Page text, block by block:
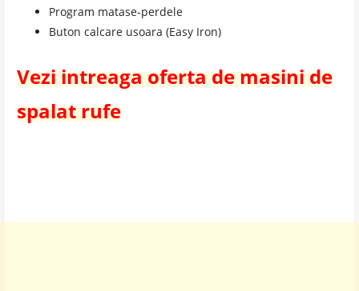
Program matase-perdele
Buton calcare usoara (Easy Iron)
Vezi intreaga oferta de masini de
spalat rufe